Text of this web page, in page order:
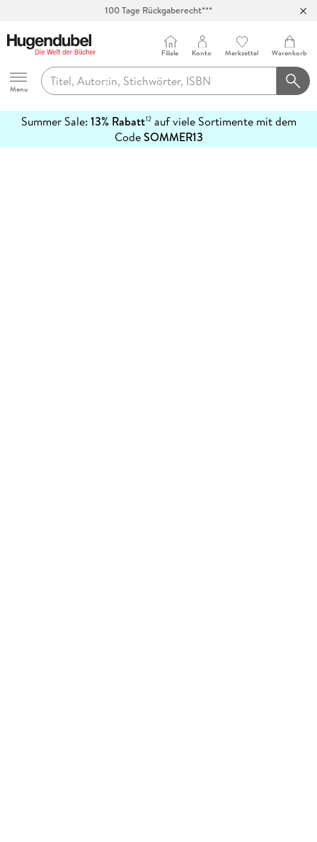
100 Tage Rückgaberecht***
Hugendubel
Menu
Filiale Konto Merkzettel Warenkorb
Summer Sale: 13% Rabatt12auf viele Sortimente mit dem
CodeSOMMER13
erfahren